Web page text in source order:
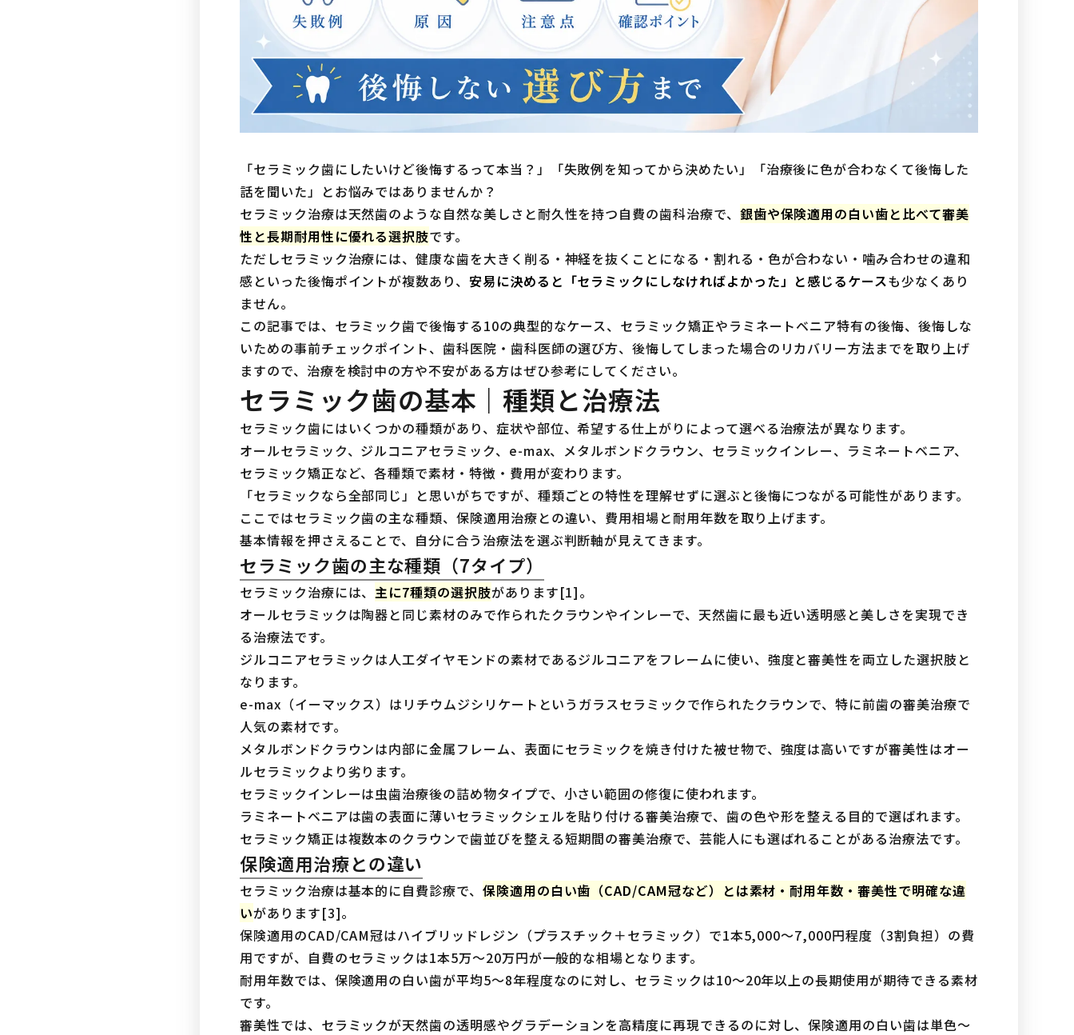
「セラミック歯にしたいけど後悔するって本当？」「失敗例を知ってから決めたい」「治療後に色が合わなくて後悔した
話を聞いた」とお悩みではありませんか？
セラミック治療は天然歯のような自然な美しさと耐久性を持つ自費の歯科治療で、 銀歯や保険適用の白い歯と比べて審美
性と長期耐用性に優れる選択肢です。
ただしセラミック治療には、健康な歯を大きく削る・神経を抜くことになる・割れる・色が合わない・噛み合わせの違和
感といった後悔ポイントが複数あり、 安易に決めると「セラミックにしなければよかった」と感じるケースも少なくあり
ません。
この記事では、セラミック歯で後悔する10の典型的なケース、セラミック矯正やラミネートベニア特有の後悔、後悔しな
いための事前チェックポイント、歯科医院・歯科医師の選び方、後悔してしまった場合のリカバリー方法までを取り上げ
ますので、治療を検討中の方や不安がある方はぜひ参考にしてください。
セラミック歯の基本｜種類と治療法
セラミック歯にはいくつかの種類があり、症状や部位、希望する仕上がりによって選べる治療法が異なります。
オールセラミック、ジルコニアセラミック、e-max、メタルボンドクラウン、セラミックインレー、ラミネートベニア、
セラミック矯正など、各種類で素材・特徴・費用が変わります。
「セラミックなら全部同じ」と思いがちですが、種類ごとの特性を理解せずに選ぶと後悔につながる可能性があります。
ここではセラミック歯の主な種類、保険適用治療との違い、費用相場と耐用年数を取り上げます。
基本情報を押さえることで、自分に合う治療法を選ぶ判断軸が見えてきます。
セラミック歯の主な種類（7タイプ）
セラミック治療には、主に7種類の選択肢があります[1]。
オールセラミックは陶器と同じ素材のみで作られたクラウンやインレーで、天然歯に最も近い透明感と美しさを実現でき
る治療法です。
ジルコニアセラミックは人工ダイヤモンドの素材であるジルコニアをフレームに使い、強度と審美性を両立した選択肢と
なります。
e-max（イーマックス）はリチウムジシリケートというガラスセラミックで作られたクラウンで、特に前歯の審美治療で
人気の素材です。
メタルボンドクラウンは内部に金属フレーム、表面にセラミックを焼き付けた被せ物で、強度は高いですが審美性はオー
ルセラミックより劣ります。
セラミックインレーは虫歯治療後の詰め物タイプで、小さい範囲の修復に使われます。
ラミネートベニアは歯の表面に薄いセラミックシェルを貼り付ける審美治療で、歯の色や形を整える目的で選ばれます。
セラミック矯正は複数本のクラウンで歯並びを整える短期間の審美治療で、芸能人にも選ばれることがある治療法です。
保険適用治療との違い
セラミック治療は基本的に自費診療で、 保険適用の白い歯（CAD/CAM冠など）とは素材・耐用年数・審美性で明確な違
いがあります[3]。
保険適用のCAD/CAM冠はハイブリッドレジン（プラスチック＋セラミック）で1本5,000〜7,000円程度（3割負担）の費
用ですが、自費のセラミックは1本5万〜20万円が一般的な相場となります。
耐用年数では、保険適用の白い歯が平均5〜8年程度なのに対し、セラミックは10〜20年以上の長期使用が期待できる素材
です。
審美性では、セラミックが天然歯の透明感やグラデーションを高精度に再現できるのに対し、保険適用の白い歯は単色〜